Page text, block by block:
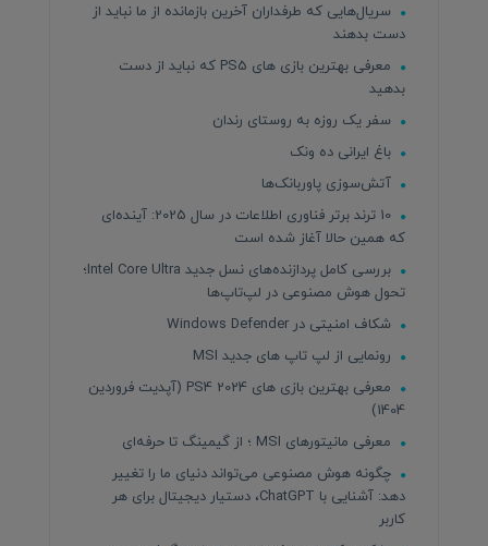
سریال‌هایی که طرفداران آخرین بازمانده از ما نباید از
دست بدهند
معرفی بهترین بازی های PS5 که نباید از دست
بدهید
سفر یک روزه به روستای رندان
باغ ایرانی ده ونک
آتش‌سوزی پاوربانک‌ها
10 ترند برتر فناوری اطلاعات در سال 2025: آینده‌ای
که همین حالا آغاز شده است
بررسی کامل پردازنده‌های نسل جدید Intel Core Ultra؛
تحول هوش مصنوعی در لپ‌تاپ‌ها
شکاف امنیتی در Windows Defender
رونمایی از لپ تاپ های جدید MSI
معرفی بهترین بازی های PS4 2024 (آپدیت فروردین
1404)
معرفی مانیتورهای MSI ؛ از گیمینگ تا حرفه‌ای
چگونه هوش مصنوعی می‌تواند دنیای ما را تغییر
دهد: آشنایی با ChatGPT، دستیار دیجیتال برای هر
کاربر